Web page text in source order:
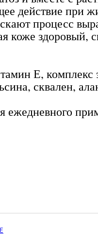
действие при
процесс
коже
Е, комплекс
сквален,
ежедневного